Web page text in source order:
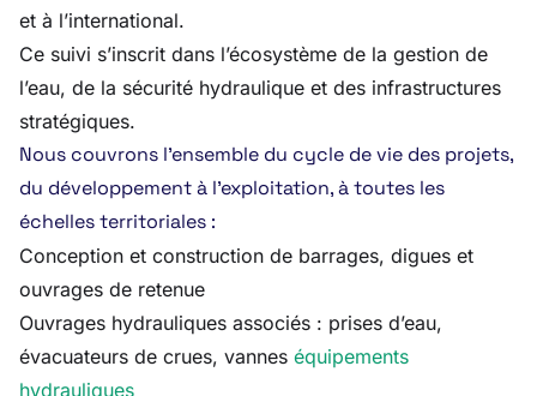
et à l’international.
Ce suivi s’inscrit dans l’écosystème de la gestion de
l’eau, de la sécurité hydraulique et des infrastructures
stratégiques.
Nous couvrons l’ensemble du cycle de vie des projets,
du développement à l’exploitation, à toutes les
échelles territoriales :
Conception et construction de barrages, digues et
ouvrages de retenue
Ouvrages hydrauliques associés : prises d’eau,
évacuateurs de crues, vannes équipements
hydrauliques